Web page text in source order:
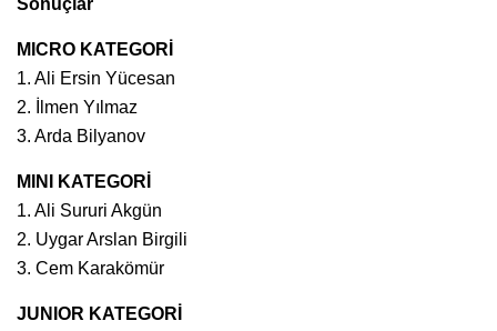
MICRO KATEGORİ
1. Ali Ersin Yücesan
2. İlmen Yılmaz
3. Arda Bilyanov
MINI KATEGORİ
1. Ali Sururi Akgün
2. Uygar Arslan Birgili
3. Cem Karakömür
JUNIOR KATEGORİ